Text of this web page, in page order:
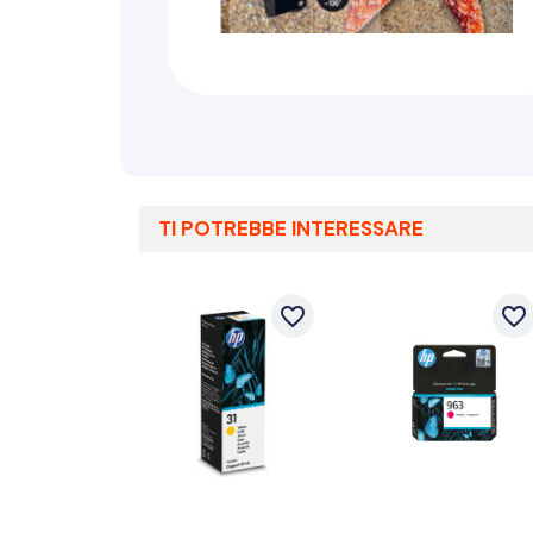
TI POTREBBE INTERESSARE
favorite_border favorite_border